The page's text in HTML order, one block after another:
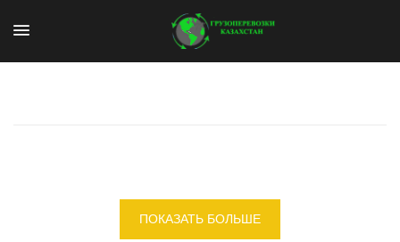
ПОКАЗАТЬ БОЛЬШЕ